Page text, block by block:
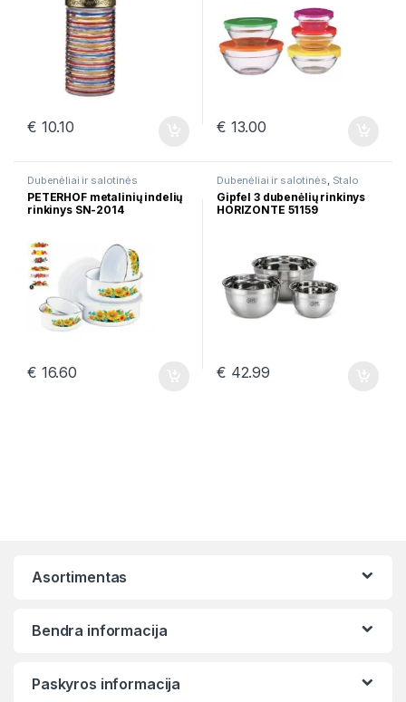
€ 10.10 € 13.00
Dubenėliai ir salotinės
PETERHOF metalinių indelių
rinkinys SN-2014
€ 16.60
Dubenėliai ir salotinės Stalo
serveravimui Visos prekės
Gipfel 3 dubenėlių rinkinys
HORIZONTE 51159
€ 42.99
Asortimentas
Bendra informacija
Paskyros informacija